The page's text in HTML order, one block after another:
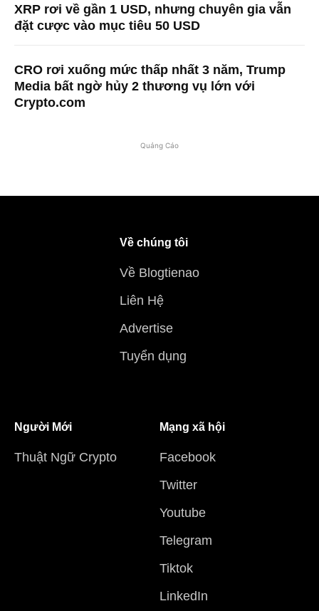
XRP rơi về gần 1 USD, nhưng chuyên gia vẫn
đặt cược vào mục tiêu 50 USD
CRO rơi xuống mức thấp nhất 3 năm, Trump
Media bất ngờ hủy 2 thương vụ lớn với
Crypto.com
Quảng Cáo
Về chúng tôi
Về Blogtienao
Liên Hệ
Advertise
Tuyển dụng
Người Mới
Thuật Ngữ Crypto
Mạng xã hội
Facebook
Twitter
Youtube
Telegram
Tiktok
LinkedIn